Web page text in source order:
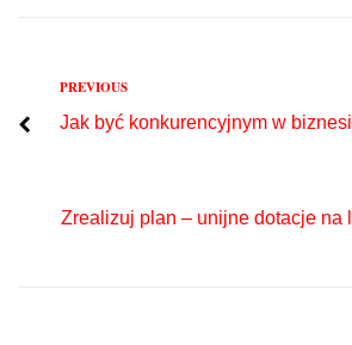
Nawigacja
wpisu
Previous
PREVIOUS
Jak być konkurencyjnym w
Zrealizuj plan – unijne dotacje na